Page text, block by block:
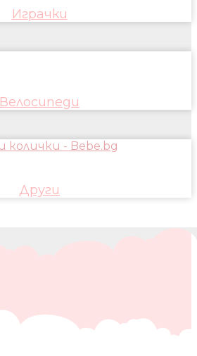
Играчки
Велосипеди
Други